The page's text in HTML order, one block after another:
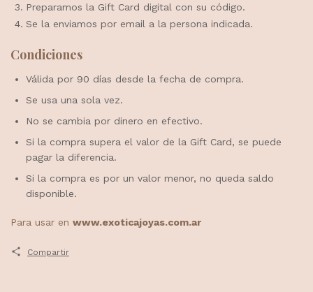
Preparamos la Gift Card digital con su código.
Se la enviamos por email a la persona indicada.
Condiciones
Válida por 90 días desde la fecha de compra.
Se usa una sola vez.
No se cambia por dinero en efectivo.
Si la compra supera el valor de la Gift Card, se puede
pagar la diferencia.
Si la compra es por un valor menor, no queda saldo
disponible.
Para usar en www.exoticajoyas.com.ar
Compartir